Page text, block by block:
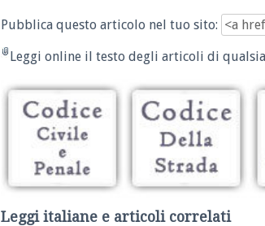
Pubblica questo articolo nel tuo sito:
Leggi online il testo degli articoli di
Leggi italiane e articoli correlati